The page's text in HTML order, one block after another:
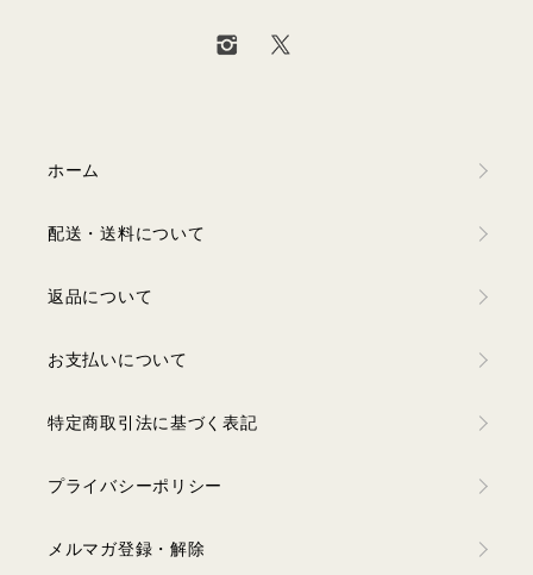
ホーム
配送・送料について
返品について
お支払いについて
特定商取引法に基づく表記
プライバシーポリシー
メルマガ登録・解除